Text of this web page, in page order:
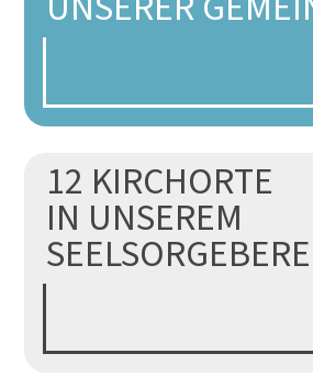
12 KIRCHORTE
IN UNSEREM
Mehr...